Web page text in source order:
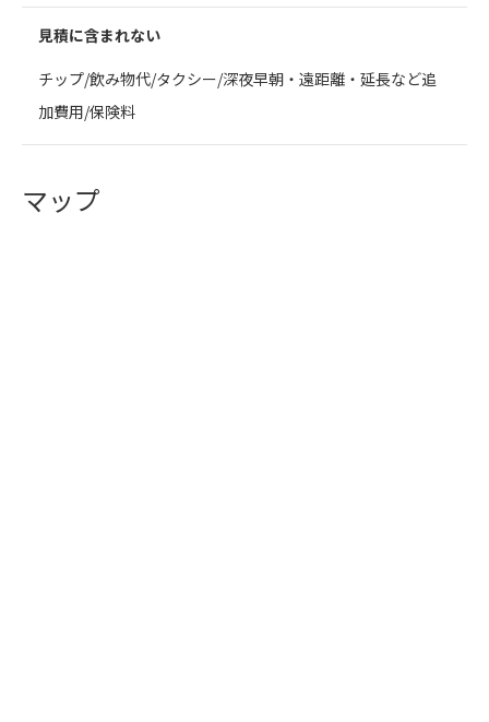
見積に含まれない
チップ/飲み物代/タクシー/深夜早朝・遠距離・延長など追
加費用/保険料
マップ